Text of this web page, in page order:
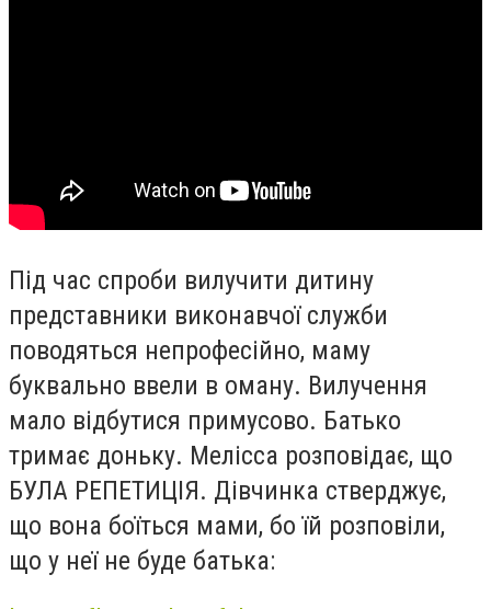
Під час спроби вилучити дитину
представники виконавчої служби
поводяться непрофесійно, маму
буквально ввели в оману. Вилучення
мало відбутися примусово. Батько
тримає доньку. Мелісса розповідає, що
БУЛА РЕПЕТИЦІЯ. Дівчинка стверджує,
що вона боїться мами, бо їй розповіли,
що у неї не буде батька: